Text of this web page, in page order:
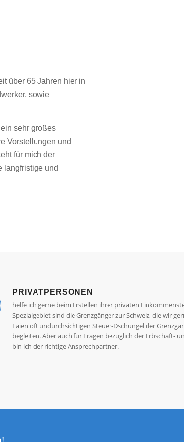
über 65 Jahren hier in
sowie
sehr großes
Vorstellungen und
für mich der
langfristige und
PRIVATPERSONEN
helfe ich gerne beim Erstellen ihrer privaten
Spezialgebiet sind die Grenzgänger zur Schweiz, die wir
Laien oft undurchsichtigen Steuer-Dschungel der
begleiten. Aber auch für Fragen bezüglich der Erbschaft-
bin ich der richtige Ansprechpartner.